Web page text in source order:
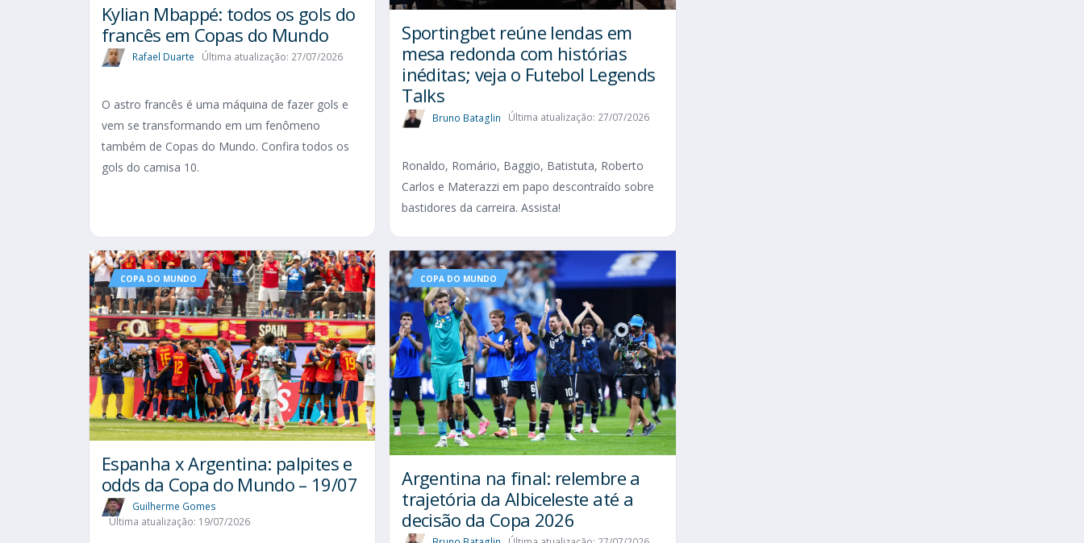
Kylian Mbappé: todos os gols do
francês em Copas do Mundo
Rafael Duarte Última atualização: 27/07/2026
O astro francês é uma máquina de fazer gols e
vem se transformando em um fenômeno
também de Copas do Mundo. Confira todos os
gols do camisa 10.
Sportingbet reúne lendas em
mesa redonda com histórias
inéditas; veja o Futebol Legends
Talks
Bruno Bataglin Última atualização: 27/07/2026
Ronaldo, Romário, Baggio, Batistuta, Roberto
Carlos e Materazzi em papo descontraído sobre
bastidores da carreira. Assista!
COPA DO MUNDO
Espanha x Argentina: palpites e
odds da Copa do Mundo – 19/07
Guilherme Gomes
Última atualização: 19/07/2026
COPA DO MUNDO
Argentina na final: relembre a
trajetória da Albiceleste até a
decisão da Copa 2026